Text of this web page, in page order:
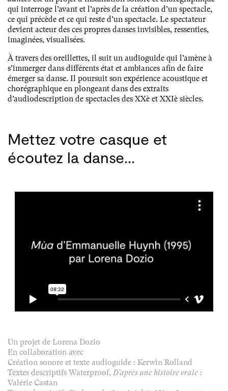
qui interroge l’avant et l’après de la création d’un spectacle,
ce qui précède et ce qui reste d’un spectacle. Le spectateur
devient acteur des ces propres danses invisibles, ressenties,
imaginées, visualisées.
À travers des oreillettes, il suit un audioguide qui l’amène à
s’immerger dans différents état et ambiances afin de faire
émerger sa danse. Il poursuit son expérience acoustique et
chorégraphique en plongeant dans des extraits
d’audiodescription de spectacles des XXè et XXIè siècles.
Mettez votre casque et
écoutez la danse...
Un projet de Lorena Dozio
En collaboration avec
Création sonore et texte audioguide : Kerwin Rolland
Textes descriptifs Waterproof, D’après une histoire vraie :
Valérie Castan